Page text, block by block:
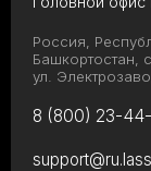
Россия,
Башкортостан,
ул.
8 (800) 23-